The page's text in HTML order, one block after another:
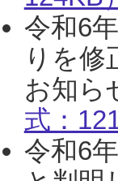
令和6
りを修
お知ら
式：
令和6